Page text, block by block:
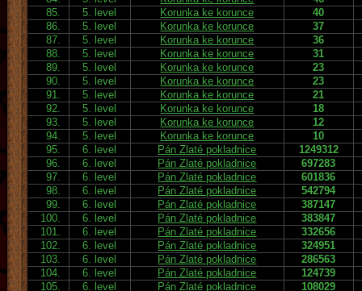
85.
5. level Korunka ke korunce
40
86.
5. level Korunka ke korunce
37
87.
5. level Korunka ke korunce
36
88.
5. level Korunka ke korunce
31
89.
5. level Korunka ke korunce
23
90.
5. level Korunka ke korunce
23
91.
5. level Korunka ke korunce
21
92.
5. level Korunka ke korunce
18
93.
5. level Korunka ke korunce
12
94.
5. level Korunka ke korunce
10
95.
6. level Pán Zlaté pokladnice
1249312
96.
6. level Pán Zlaté pokladnice
697283
97.
6. level Pán Zlaté pokladnice
601836
98.
6. level Pán Zlaté pokladnice
542794
99.
6. level Pán Zlaté pokladnice
387147
100.
6. level Pán Zlaté pokladnice
383847
101.
6. level Pán Zlaté pokladnice
332656
102.
6. level Pán Zlaté pokladnice
324951
103.
6. level Pán Zlaté pokladnice
286563
104.
6. level Pán Zlaté pokladnice
124739
105.
6. level Pán Zlaté pokladnice
108029